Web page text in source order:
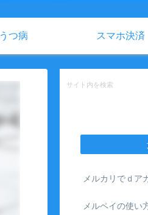
うつ病 スマホ決済
メルカリでｄア
メルペイの使い